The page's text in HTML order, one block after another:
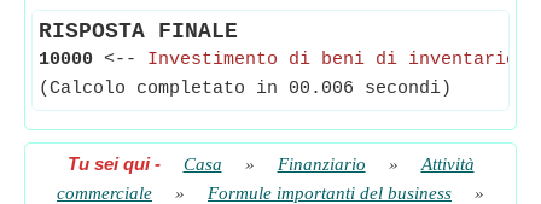
RISPOSTA FINALE
10000 <-- Investimento di beni di inventario
(Calcolo completato in 00.006 secondi)
Tu sei qui- Casa » Finanziario »
Attività
commerciale
» Formule importanti del business
»